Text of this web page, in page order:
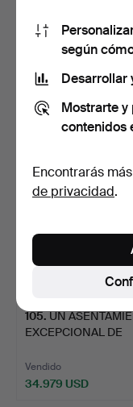
OTTO
"Paradiset", armario,
G…
35.717 USD
105.UN
EXCEPCIONAL DE
Vendido
34.979 USD
según
Desarrollar
Mostrarte
contenidos
Encontrarás
de privacidad.